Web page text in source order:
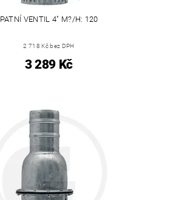
PATNÍ VENTIL 4" M?/H: 120
2 718 Kč bez DPH
3 289 Kč